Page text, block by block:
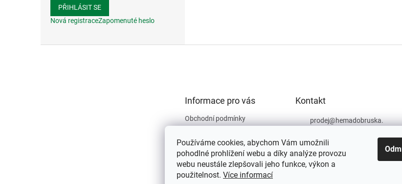
Používáme cookies, abychom Vám umožnili
pohodlné prohlížení webu a díky analýze provozu
webu neustále zlepšovali jeho funkce, výkon a
použitelnost. Více informací
PŘIHLÁSIT SE
Nová registraceZapomenuté heslo
Informace pro vás
Obchodní podmínky
údajů
Kontakty
O nás
Kontakt
prodej@hemadobruska.
494 623 129